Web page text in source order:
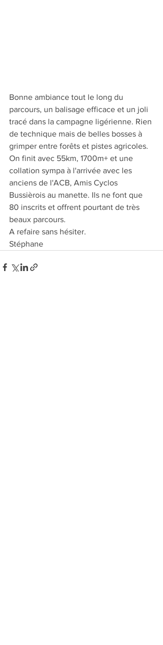
Bonne ambiance tout le long du
parcours, un balisage efficace et un joli
tracé dans la campagne ligérienne. Rien
de technique mais de belles bosses à
grimper entre forêts et pistes agricoles.
On finit avec 55km, 1700m+ et une
collation sympa à l'arrivée avec les
anciens de l'ACB, Amis Cyclos
Bussièrois au manette. Ils ne font que
80 inscrits et offrent pourtant de très
beaux parcours.
A refaire sans hésiter.
Stéphane